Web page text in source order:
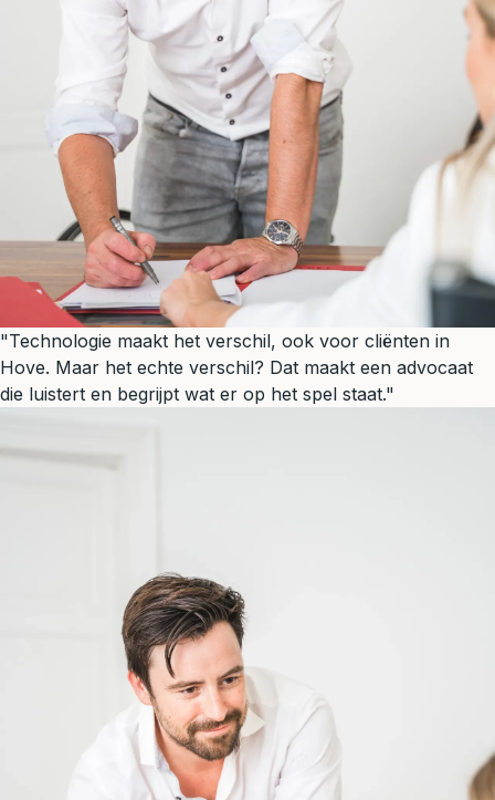
"Technologie maakt het verschil, ook voor cliënten in
Hove. Maar het echte verschil? Dat maakt een advocaat
die luistert en begrijpt wat er op het spel staat."